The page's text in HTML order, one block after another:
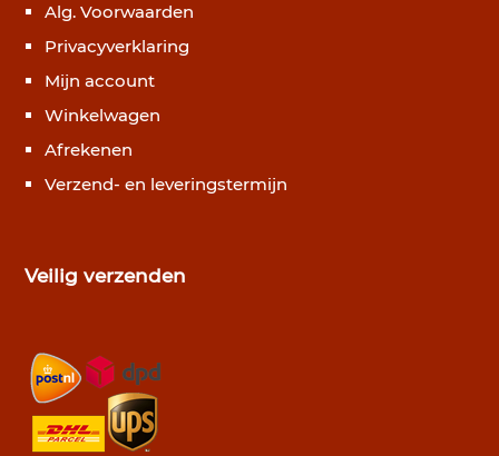
Alg. Voorwaarden
Privacyverklaring
Mijn account
Winkelwagen
Afrekenen
Verzend- en leveringstermijn
Veilig verzenden